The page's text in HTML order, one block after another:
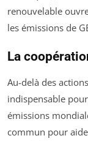
renouvelable
les émissions de
La
Au-delà des
indispensable
émissions
commun pour